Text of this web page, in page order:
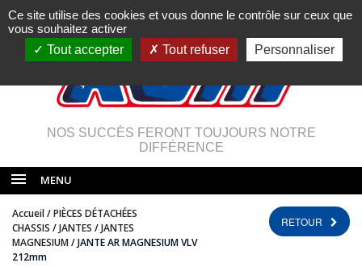
NOS SUCCÈS FERONT TOUJOURS NOTRE
DIFFÉRENCE
MENU
Accueil/PIÈCES DÉTACHÉES
CHASSIS /JANTES /JANTES
MAGNESIUM/ JANTE AR MAGNESIUM VLV
212mm
RETOUR
Ce site utilise des cookies et vous donne le contrôle sur ceux que
vous souhaitez activer
Tout accepter
Tout refuser Personnaliser